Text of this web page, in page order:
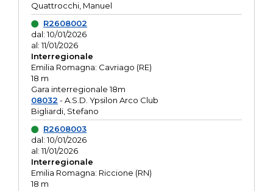
Quattrocchi, Manuel
R2608002
dal: 10/01/2026
al: 11/01/2026
Interregionale
Emilia Romagna: Cavriago (RE)
18 m
Gara interregionale 18m
08032 - A.S.D. Ypsilon Arco Club
Bigliardi, Stefano
R2608003
dal: 10/01/2026
al: 11/01/2026
Interregionale
Emilia Romagna: Riccione (RN)
18 m